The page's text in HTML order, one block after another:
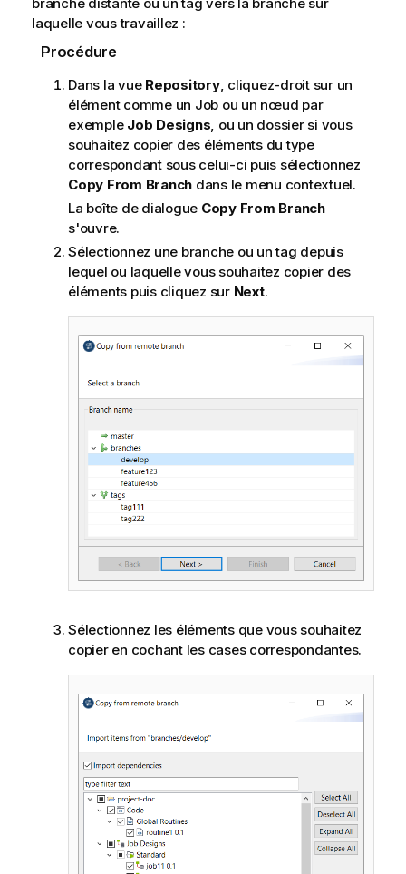
o
n
s
laquelle vous travaillez :
Procédure
Dans la vue Repository, cliquez-droit sur un
élément comme un Job ou un nœud par
exemple Job Designs , ou un dossier si vous
souhaitez copier des éléments du type
correspondant sous celui-ci puis sélectionnez
Copy From Branch dans le menu contextuel.
La boîte de dialogue Copy From Branch
s'ouvre.
Sélectionnez une branche ou un tag depuis
lequel ou laquelle vous souhaitez copier des
éléments puis cliquez sur Next.
Sélectionnez les éléments que vous souhaitez
copier en cochant les cases correspondantes.